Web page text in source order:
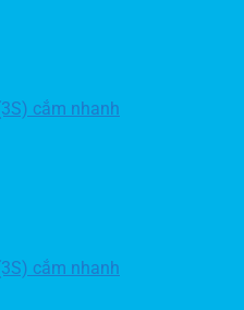
cắm nhanh
cắm nhanh